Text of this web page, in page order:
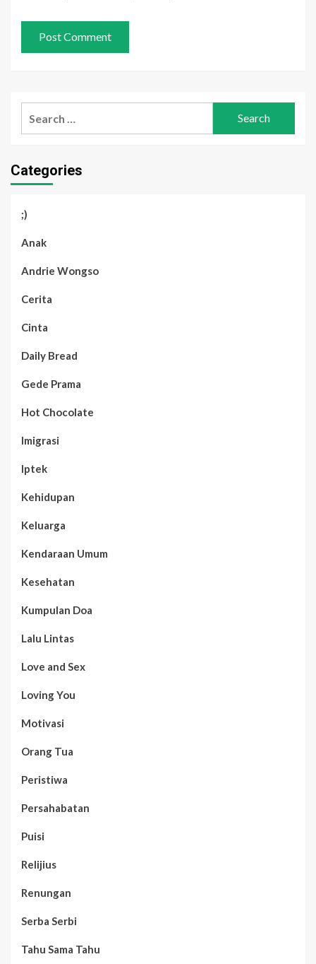
Categories
;)
Anak
Andrie Wongso
Cerita
Cinta
Daily Bread
Gede Prama
Hot Chocolate
Imigrasi
Iptek
Kehidupan
Keluarga
Kendaraan Umum
Kesehatan
Kumpulan Doa
Lalu Lintas
Love and Sex
Loving You
Motivasi
Orang Tua
Peristiwa
Persahabatan
Puisi
Relijius
Renungan
Serba Serbi
Tahu Sama Tahu